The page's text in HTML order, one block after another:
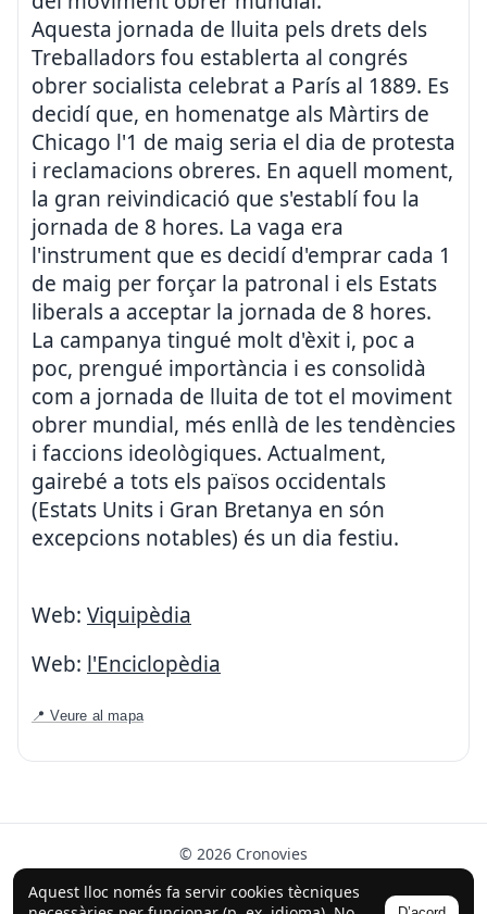
Aquest lloc només fa servir cookies tècniques
Aquesta jornada de lluita pels drets dels
Treballadors fou establerta al congrés
obrer socialista celebrat a París al 1889. Es
decidí que, en homenatge als Màrtirs de
Chicago l'1 de maig seria el dia de protesta
i reclamacions obreres. En aquell moment,
la gran reivindicació que s'establí fou la
jornada de 8 hores. La vaga era
l'instrument que es decidí d'emprar cada 1
de maig per forçar la patronal i els Estats
liberals a acceptar la jornada de 8 hores.
La campanya tingué molt d'èxit i, poc a
poc, prengué importància i es consolidà
com a jornada de lluita de tot el moviment
obrer mundial, més enllà de les tendències
i faccions ideològiques. Actualment,
gairebé a tots els països occidentals
(Estats Units i Gran Bretanya en són
excepcions notables) és un dia festiu.
Web: Viquipèdia
Web: l'Enciclopèdia
📍 Veure al mapa
© 2026 Cronovies
Història als carrers · Desenvolupat amb l’ajuda de la IA
(ChatGPT).